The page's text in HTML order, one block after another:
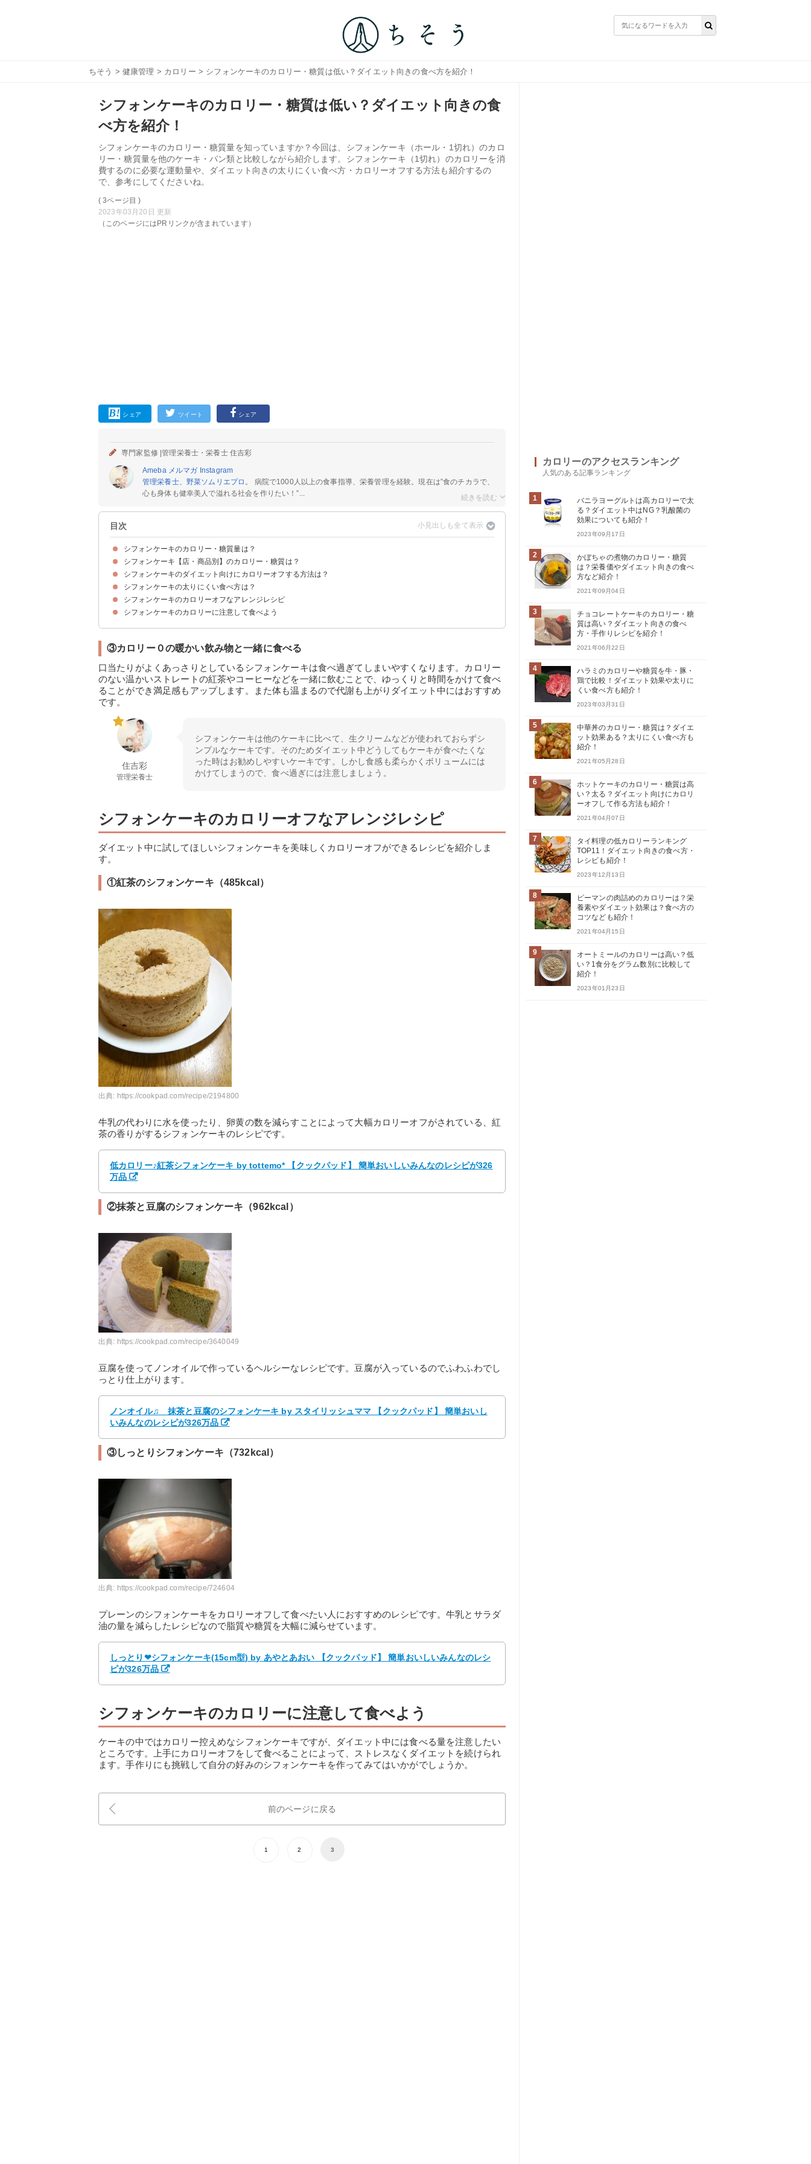
ちそう > 健康管理 > カロリー > シフォンケーキのカロリー・糖質は低い？ダイエット向きの食べ方を紹介！
シフォンケーキのカロリー・糖質は低い？ダイエット向きの食
べ方を紹介！
シフォンケーキのカロリー・糖質量を知っていますか？今回は、シフォンケーキ（ホール・1切れ）のカロ
リー・糖質量を他のケーキ・パン類と比較しながら紹介します。シフォンケーキ（1切れ）のカロリーを消
費するのに必要な運動量や、ダイエット向きの太りにくい食べ方・カロリーオフする方法も紹介するの
で、参考にしてくださいね。
( 3ページ目 )
2023年03月20日 更新
（このページにはPRリンクが含まれています）
シェア ツイート シェア
専門家監修 |管理栄養士・栄養士 住吉彩
Ameba メルマガ Instagram
管理栄養士、野菜ソムリエプロ 。 病院で1000人以上の食事指導、栄養管理を経験。現在は”食のチカラで、
心も身体も健幸美人で溢れる社会を作りたい！”...
目次
シフォンケーキのカロリー・糖質量は？
シフォンケーキ（ホール・1切れ）のカロリー・糖質
シフォンケーキのカロリー・糖質量をケーキ・パン類と比較
シフォンケーキ（1切れ）のカロリー消費に必要な運動量
シフォンケーキ【店・商品別】のカロリー・糖質は？
シフォンケーキのダイエット向けにカロリーオフする方法は？
①サラダ油をバターで代用する
②高カロリーなトッピングは控える
③手作りをする
④たっぷりのフルーツと一緒にサンドして朝食にする
⑤カロリーオフをされている商品を選ぶ
シフォンケーキの太りにくい食べ方は？
①夜に食べない
②15時〜18時に食べる
③カロリー０の暖かい飲み物と一緒に食べる
シフォンケーキのカロリーオフなアレンジレシピ
①紅茶のシフォンケーキ（485kcal）
②抹茶と豆腐のシフォンケーキ（962kcal）
③しっとりシフォンケーキ（732kcal）
シフォンケーキのカロリーに注意して食べよう
③カロリー０の暖かい飲み物と一緒に食べる
口当たりがよくあっさりとしているシフォンケーキは食べ過ぎてしまいやすくなります。カロリー
のない温かいストレートの紅茶やコーヒーなどを一緒に飲むことで、ゆっくりと時間をかけて食べ
ることができ満足感もアップします。また体も温まるので代謝も上がりダイエット中にはおすすめ
です。
住吉彩
管理栄養士
シフォンケーキは他のケーキに比べて、生クリームなどが使われておらずシ
ンプルなケーキです。そのためダイエット中どうしてもケーキが食べたくな
った時はお勧めしやすいケーキです。しかし食感も柔らかくボリュームには
かけてしまうので、食べ過ぎには注意しましょう。
シフォンケーキのカロリーオフなアレンジレシピ
ダイエット中に試してほしいシフォンケーキを美味しくカロリーオフができるレシピを紹介しま
す。
①紅茶のシフォンケーキ（485kcal）
出典: https://cookpad.com/recipe/2194800
牛乳の代わりに水を使ったり、卵黄の数を減らすことによって大幅カロリーオフがされている、紅
茶の香りがするシフォンケーキのレシピです。
低カロリー♪紅茶シフォンケーキ by tottemo* 【クックパッド】 簡単おいしいみんなのレシピが326
万品
②抹茶と豆腐のシフォンケーキ（962kcal）
出典: https://cookpad.com/recipe/3640049
豆腐を使ってノンオイルで作っているヘルシーなレシピです。豆腐が入っているのでふわふわでし
っとり仕上がります。
ノンオイル♫ 抹茶と豆腐のシフォンケーキ by スタイリッシュママ 【クックパッド】 簡単おいし
いみんなのレシピが326万品
③しっとりシフォンケーキ（732kcal）
出典: https://cookpad.com/recipe/724604
プレーンのシフォンケーキをカロリーオフして食べたい人におすすめのレシピです。牛乳とサラダ
油の量を減らしたレシピなので脂質や糖質を大幅に減らせています。
しっとり❤シフォンケーキ(15cm型) by あやとあおい 【クックパッド】 簡単おいしいみんなのレシ
ピが326万品
シフォンケーキのカロリーに注意して食べよう
ケーキの中ではカロリー控えめなシフォンケーキですが、ダイエット中には食べる量を注意したい
ところです。上手にカロリーオフをして食べることによって、ストレスなくダイエットを続けられ
ます。手作りにも挑戦して自分の好みのシフォンケーキを作ってみてはいかがでしょうか。
前のページに戻る
1 2 3
カロリーのアクセスランキング
人気のある記事ランキング
1
バニラヨーグルトは高カロリーで太
る？ダイエット中はNG？乳酸菌の
効果についても紹介！
2023年09月17日
2
かぼちゃの煮物のカロリー・糖質
は？栄養価やダイエット向きの食べ
方など紹介！
2021年09月04日
3
チョコレートケーキのカロリー・糖
質は高い？ダイエット向きの食べ
方・手作りレシピを紹介！
2021年06月22日
4
ハラミのカロリーや糖質を牛・豚・
鶏で比較！ダイエット効果や太りに
くい食べ方も紹介！
2023年03月31日
5
中華丼のカロリー・糖質は？ダイエ
ット効果ある？太りにくい食べ方も
紹介！
2021年05月28日
6
ホットケーキのカロリー・糖質は高
い？太る？ダイエット向けにカロリ
ーオフして作る方法も紹介！
2021年04月07日
7
タイ料理の低カロリーランキング
TOP11！ダイエット向きの食べ方・
レシピも紹介！
2023年12月13日
8
ピーマンの肉詰めのカロリーは？栄
養素やダイエット効果は？食べ方の
コツなども紹介！
2021年04月15日
9
オートミールのカロリーは高い？低
い？1食分をグラム数別に比較して
紹介！
2023年01月23日